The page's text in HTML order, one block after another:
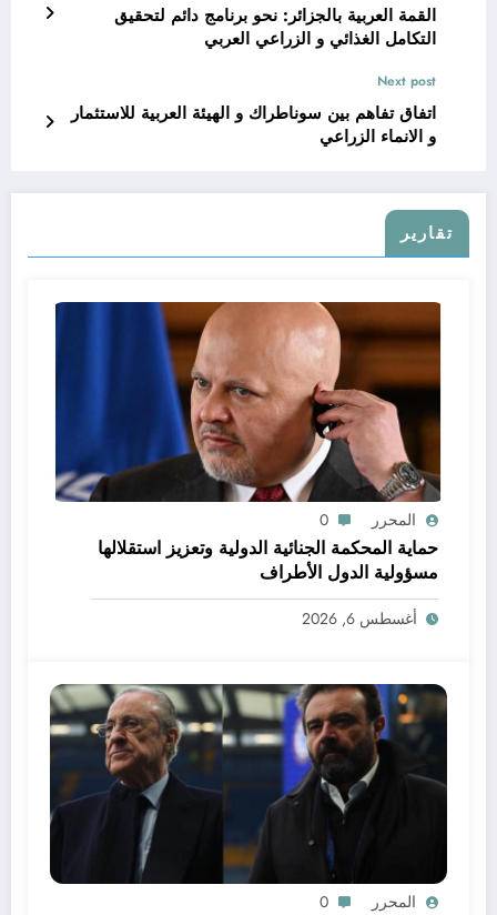
القمة العربية بالجزائر: نحو برنامج دائم لتحقيق
التكامل الغذائي و الزراعي العربي
Next post
اتفاق تفاهم بين سوناطراك و الهيئة العربية للاستثمار
و الانماء الزراعي
تقارير
المحرر 0
حماية المحكمة الجنائية الدولية وتعزيز استقلالها
مسؤولية الدول الأطراف
أغسطس 6, 2026
المحرر 0